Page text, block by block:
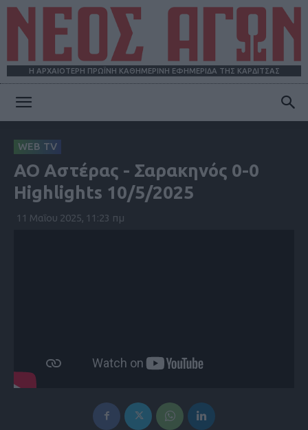
Η ΑΡΧΑΙΟΤΕΡΗ ΠΡΩΪΝΗ ΚΑΘΗΜΕΡΙΝΗ ΕΦΗΜΕΡΙΔΑ ΤΗΣ ΚΑΡΔΙΤΣΑΣ
ΑΓΩΝ
WEB TV
ΑΟ Αστέρας - Σαρακηνός 0-0
Highlights 10/5/2025
11 Μαΐου 2025, 11:23 πμ